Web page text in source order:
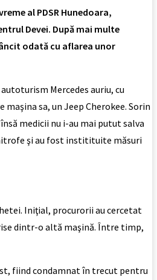
al PDSR Hunedoara,
Devei. După mai multe
odată cu aflarea unor
Mercedes auriu, cu
sa, un Jeep Cherokee. Sorin
medicii nu i-au mai putut salva
şi au fost institituite măsuri
Iniţial, procurorii au cercetat
dintr-o altă maşină. Între timp,
fiind condamnat în trecut pentru